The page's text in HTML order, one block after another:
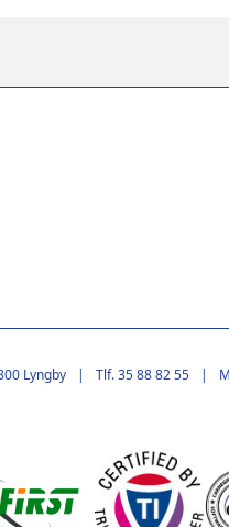
Lyngby Tlf. 35 88 82 55